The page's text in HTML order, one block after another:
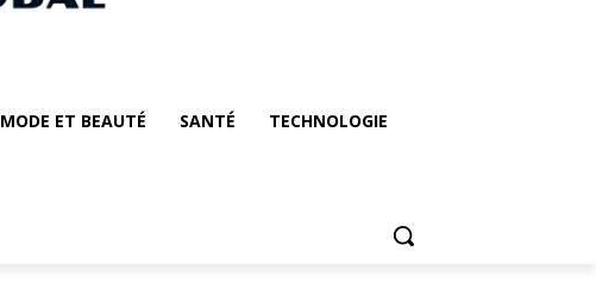
MODE ET BEAUTÉ SANTÉ TECHNOLOGIE